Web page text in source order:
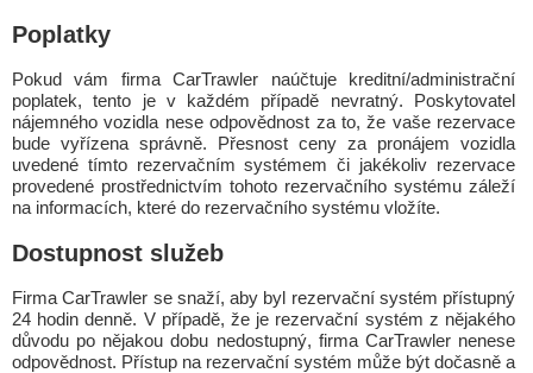
Poplatky
Pokud vám firma CarTrawler naúčtuje kreditní/administrační
poplatek, tento je v každém případě nevratný. Poskytovatel
nájemného vozidla nese odpovědnost za to, že vaše rezervace
bude vyřízena správně. Přesnost ceny za pronájem vozidla
uvedené tímto rezervačním systémem či jakékoliv rezervace
provedené prostřednictvím tohoto rezervačního systému záleží
na informacích, které do rezervačního systému vložíte.
Dostupnost služeb
Firma CarTrawler se snaží, aby byl rezervační systém přístupný
24 hodin denně. V případě, že je rezervační systém z nějakého
důvodu po nějakou dobu nedostupný, firma CarTrawler nenese
odpovědnost. Přístup na rezervační systém může být dočasně a